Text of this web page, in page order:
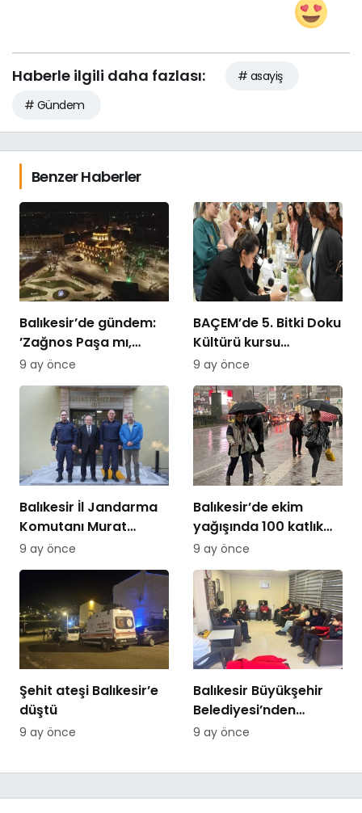
Haberle ilgili daha fazlası:
# asayiş
# Gündem
Benzer Haberler
Balıkesir’de gündem:
’Zağnos Paşa mı,
İsmet Paşa mı
9 ay önce
BAÇEM’de 5. Bitki Doku
Kültürü kursu
tamamlandı
9 ay önce
Balıkesir İl Jandarma
Komutanı Murat
Özer’den Edremit
9 ay önce
Balıkesir’de ekim
yağışında 100 katlık
artış
9 ay önce
Şehit ateşi Balıkesir’e
düştü
9 ay önce
Balıkesir Büyükşehir
Belediyesi’nden
itfaiyecilere psikolojik
9 ay önce